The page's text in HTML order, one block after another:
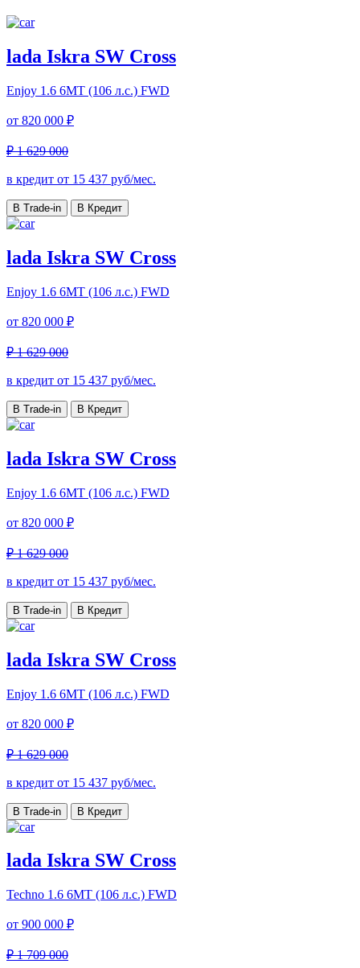
lada Iskra SW Cross
Enjoy 1.6 6МТ (106 л.с.) FWD
от 820 000 ₽
₽ 1 629 000
в кредит от 15 437 руб/мес.
В Trade-in В Кредит
lada Iskra SW Cross
Enjoy 1.6 6МТ (106 л.с.) FWD
от 820 000 ₽
₽ 1 629 000
в кредит от 15 437 руб/мес.
В Trade-in В Кредит
lada Iskra SW Cross
Enjoy 1.6 6МТ (106 л.с.) FWD
от 820 000 ₽
₽ 1 629 000
в кредит от 15 437 руб/мес.
В Trade-in В Кредит
lada Iskra SW Cross
Enjoy 1.6 6МТ (106 л.с.) FWD
от 820 000 ₽
₽ 1 629 000
в кредит от 15 437 руб/мес.
В Trade-in В Кредит
lada Iskra SW Cross
Techno 1.6 6МТ (106 л.с.) FWD
от 900 000 ₽
₽ 1 709 000